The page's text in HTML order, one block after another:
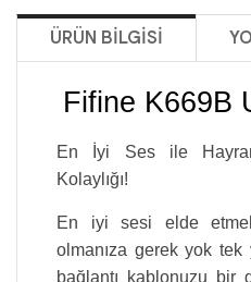
ÜRÜN BILGISI
Fifine K669B
En İyi Ses ile
Kolaylığı!
En iyi sesi elde
olmanıza gerek yok tek
bağlantı kablonuzu bir